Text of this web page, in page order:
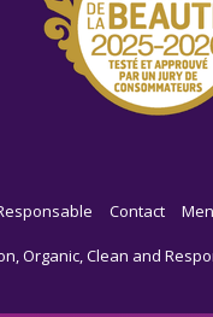
Contact
Organic, Clean and